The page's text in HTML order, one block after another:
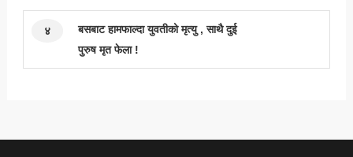
४
बसबाट हामफाल्दा युवतीको मृत्यु , साथै दुई
पुरुष मृत फेला !